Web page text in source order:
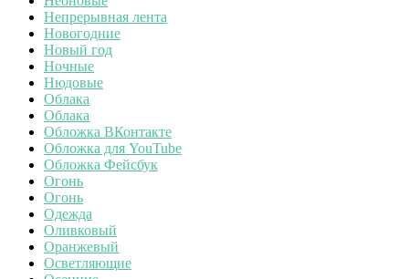
Непрерывная лента
Новогодние
Новый год
Ночные
Нюдовые
Облака
Облака
Обложка ВКонтакте
Обложка для YouTube
Обложка Фейсбук
Огонь
Огонь
Одежда
Оливковый
Оранжевый
Осветляющие